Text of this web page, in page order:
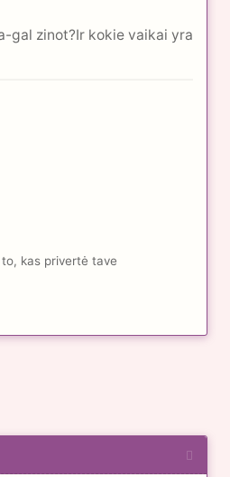
gal zinot?Ir kokie vaikai yra
kas privertė tave